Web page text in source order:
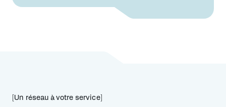
[Un réseau à votre service]